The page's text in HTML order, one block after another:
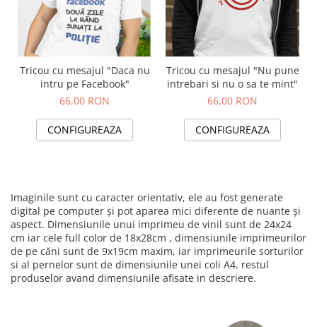
Tricou cu mesajul "Daca nu
intru pe Facebook"
66,00 RON
CONFIGUREAZA
Tricou cu mesajul "Nu pune
intrebari si nu o sa te mint"
66,00 RON
CONFIGUREAZA
Imaginile sunt cu caracter orientativ, ele au fost generate
digital pe computer și pot aparea mici diferente de nuante și
aspect. Dimensiunile unui imprimeu de vinil sunt de 24x24
cm iar cele full color de 18x28cm , dimensiunile imprimeurilor
de pe căni sunt de 9x19cm maxim, iar imprimeurile sorturilor
si al pernelor sunt de dimensiunile unei coli A4, restul
produselor avand dimensiunile afisate in descriere.